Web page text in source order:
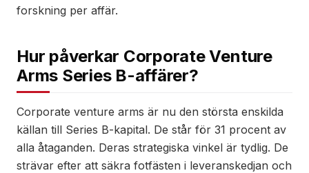
forskning per affär.
Hur påverkar Corporate Venture
Arms Series B-affärer?
Corporate venture arms är nu den största enskilda
källan till Series B-kapital. De står för 31 procent av
alla åtaganden. Deras strategiska vinkel är tydlig. De
strävar efter att säkra fotfästen i leveranskedjan och